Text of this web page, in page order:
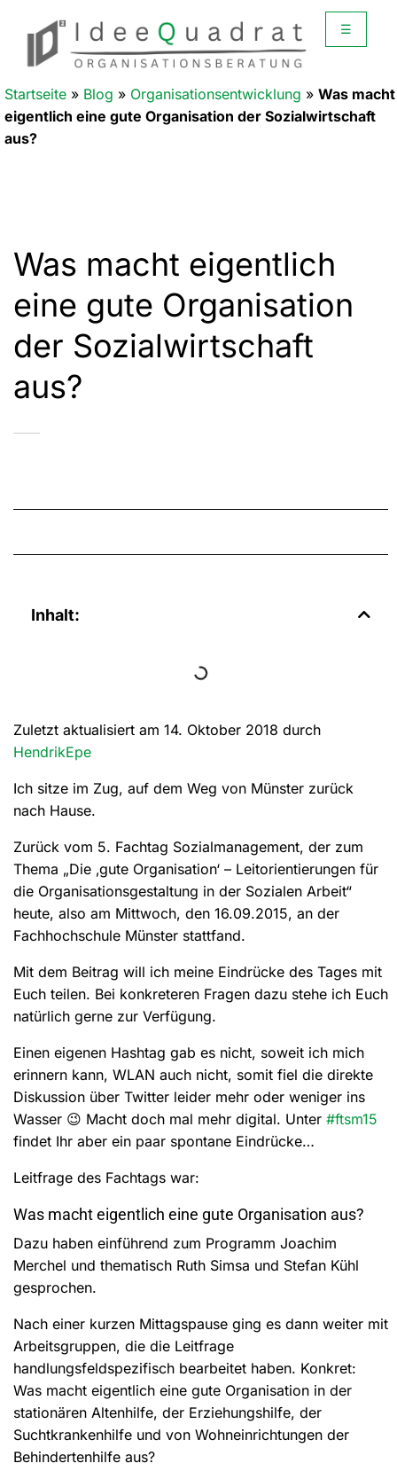
☰
Startseite » Blog » Organisationsentwicklung » Was macht
eigentlich eine gute Organisation der Sozialwirtschaft
aus?
Was macht eigentlich
eine gute Organisation
der Sozialwirtschaft
aus?
Inhalt:
Zuletzt aktualisiert am 14. Oktober 2018 durch
HendrikEpe
Ich sitze im Zug, auf dem Weg von Münster zurück
nach Hause.
Zurück vom 5. Fachtag Sozialmanagement, der zum
Thema „Die ‚gute Organisation‘ – Leitorientierungen für
die Organisationsgestaltung in der Sozialen Arbeit“
heute, also am Mittwoch, den 16.09.2015, an der
Fachhochschule Münster stattfand.
Mit dem Beitrag will ich meine Eindrücke des Tages mit
Euch teilen. Bei konkreteren Fragen dazu stehe ich Euch
natürlich gerne zur Verfügung.
Einen eigenen Hashtag gab es nicht, soweit ich mich
erinnern kann, WLAN auch nicht, somit fiel die direkte
Diskussion über Twitter leider mehr oder weniger ins
Wasser 😉 Macht doch mal mehr digital. Unter #ftsm15
findet Ihr aber ein paar spontane Eindrücke…
Leitfrage des Fachtags war:
Was macht eigentlich eine gute Organisation aus?
Dazu haben einführend zum Programm Joachim
Merchel und thematisch Ruth Simsa und Stefan Kühl
gesprochen.
Nach einer kurzen Mittagspause ging es dann weiter mit
Arbeitsgruppen, die die Leitfrage
handlungsfeldspezifisch bearbeitet haben. Konkret:
Was macht eigentlich eine gute Organisation in der
stationären Altenhilfe, der Erziehungshilfe, der
Suchtkrankenhilfe und von Wohneinrichtungen der
Behindertenhilfe aus?